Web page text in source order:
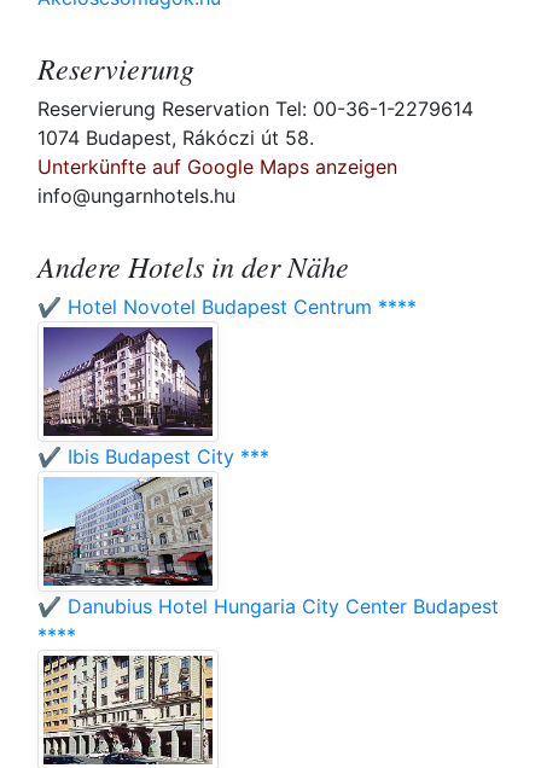
Reservierung
Reservierung Reservation Tel: 00-36-1-2279614
1074 Budapest, Rákóczi út 58.
Unterkünfte auf Google Maps anzeigen
info@ungarnhotels.hu
Andere Hotels in der Nähe
✔️ Hotel Novotel Budapest Centrum ****
✔️ Ibis Budapest City ***
✔️ Danubius Hotel Hungaria City Center Budapest
****